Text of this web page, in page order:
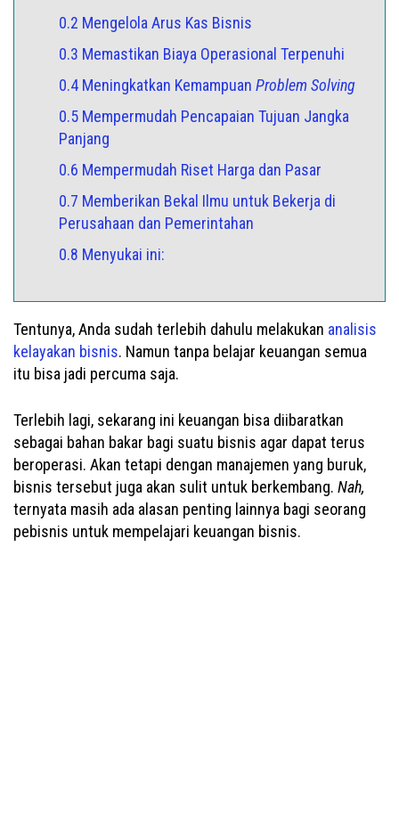
0.2 Mengelola Arus Kas Bisnis
0.3 Memastikan Biaya Operasional Terpenuhi
0.4 Meningkatkan Kemampuan Problem Solving
0.5 Mempermudah Pencapaian Tujuan Jangka
Panjang
0.6 Mempermudah Riset Harga dan Pasar
0.7 Memberikan Bekal Ilmu untuk Bekerja di
Perusahaan dan Pemerintahan
0.8 Menyukai ini:
Tentunya, Anda sudah terlebih dahulu melakukan analisis
kelayakan bisnis. Namun tanpa belajar keuangan semua
itu bisa jadi percuma saja.
Terlebih lagi, sekarang ini keuangan bisa diibaratkan
sebagai bahan bakar bagi suatu bisnis agar dapat terus
beroperasi. Akan tetapi dengan manajemen yang buruk,
bisnis tersebut juga akan sulit untuk berkembang. Nah,
ternyata masih ada alasan penting lainnya bagi seorang
pebisnis untuk mempelajari keuangan bisnis.